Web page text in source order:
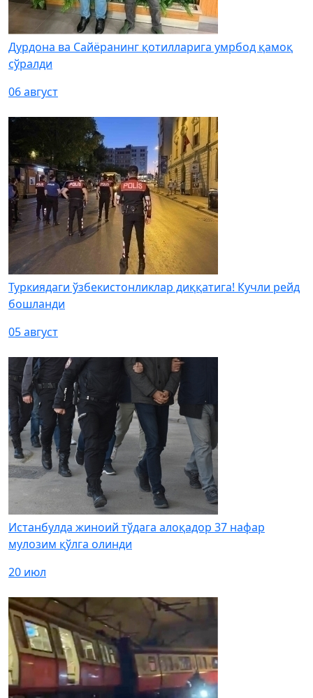
Дурдона ва Сайёранинг қотилларига умрбод қамоқ
сўралди
06 август
Туркиядаги ўзбекистонликлар диққатига! Кучли рейд
бошланди
05 август
Истанбулда жиноий тўдага алоқадор 37 нафар
мулозим қўлга олинди
20 июл